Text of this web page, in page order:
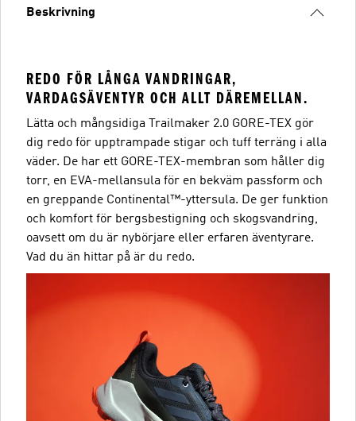
Beskrivning
REDO FÖR LÅNGA VANDRINGAR,
VARDAGSÄVENTYR OCH ALLT DÄREMELLAN.
Lätta och mångsidiga Trailmaker 2.0 GORE-TEX gör
dig redo för upptrampade stigar och tuff terräng i alla
väder. De har ett GORE-TEX-membran som håller dig
torr, en EVA-mellansula för en bekväm passform och
en greppande Continental™-yttersula. De ger funktion
och komfort för bergsbestigning och skogsvandring,
oavsett om du är nybörjare eller erfaren äventyrare.
Vad du än hittar på är du redo.